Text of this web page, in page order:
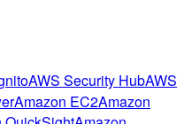
AWS Security HubAWS
Amazon EC2Amazon